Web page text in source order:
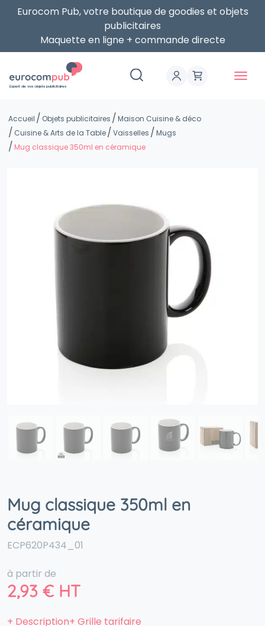
Eurocom Pub, votre boutique de goodies et objets
publicitaires
Maquette en ligne + commande directe
Expert de vos objets publicitaires
Accueil Objets publicitaires
Maison Cuisine & déco
Cuisine & Arts de la Table
Vaisselles
Mugs
Mug classique 350ml en céramique
Mug classique 350ml en
céramique
ECP620P434_01
à partir de
2,93 € HT
+ Description+ Grille tarifaire